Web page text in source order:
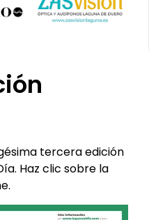
tercera edición
Haz clic sobre la